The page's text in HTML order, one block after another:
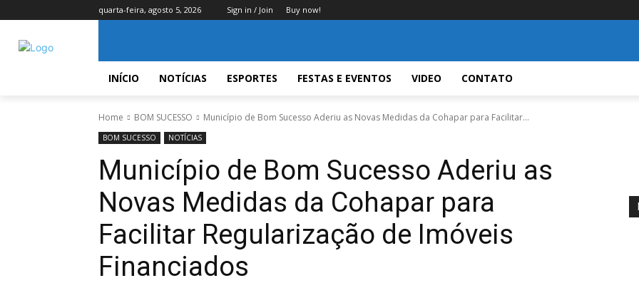
quarta-feira, agosto 5, 2026 Sign in / Join Buy now!
INÍCIO NOTÍCIAS ESPORTES FESTAS E EVENTOS VIDEO CONTATO
Home BOM SUCESSO Município de Bom Sucesso Aderiu as Novas Medidas da Cohapar para Facilitar...
BOM SUCESSO NOTÍCIAS
Município de Bom Sucesso Aderiu as
Novas Medidas da Cohapar para
Facilitar Regularização de Imóveis
Financiados